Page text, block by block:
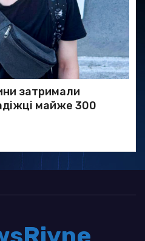
затримали
майже 300